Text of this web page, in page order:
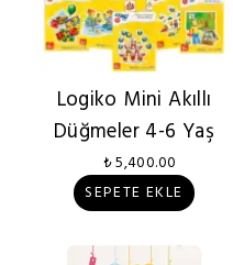
Logiko Mini Akıllı
Düğmeler 4-6 Yaş
₺ 5,400.00
SEPETE EKLE